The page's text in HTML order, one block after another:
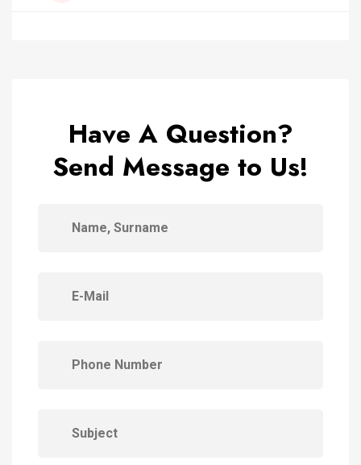
Have A Question?
Send Message to Us!